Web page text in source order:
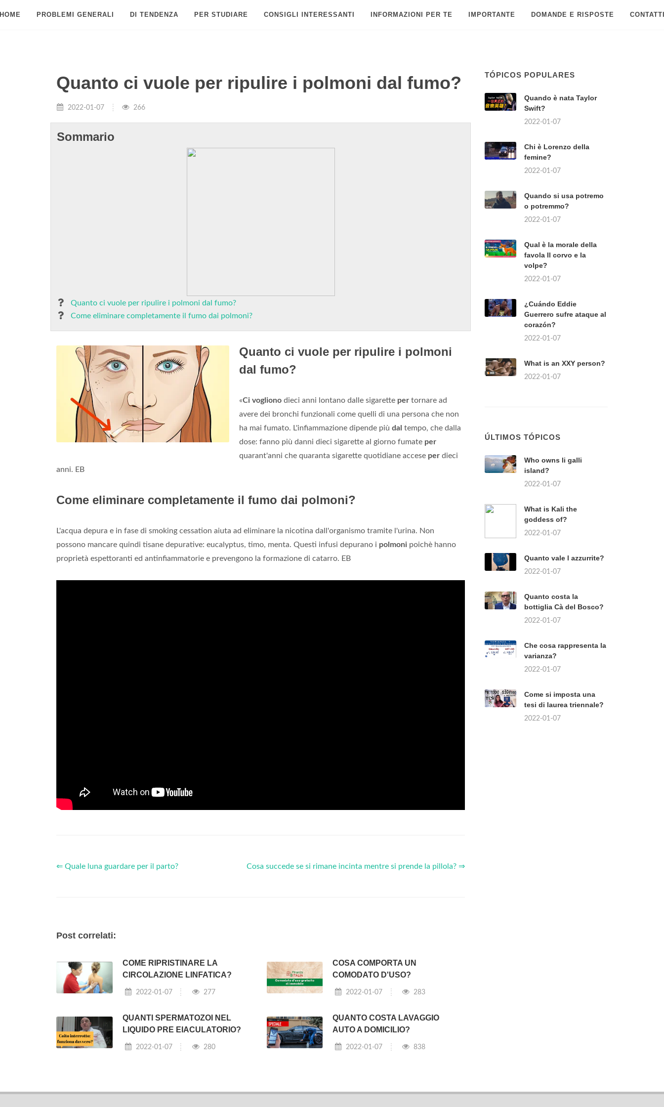
PROBLEMI GENERALI DI TENDENZA PER STUDIARE CONSIGLI INTERESSANTI INFORMAZIONI PER TE IMPORTANTE DOMANDE E RISPOSTE
Quanto ci vuole per ripulire i polmoni dal fumo?
2022-01-07 266
Sommario
Quanto ci vuole per ripulire i polmoni dal fumo?
Come eliminare completamente il fumo dai polmoni?
Quanto ci vuole per ripulire i polmoni
dal fumo?
«Ci vogliono dieci anni lontano dalle sigarette per tornare ad
avere dei bronchi funzionali come quelli di una persona che non
ha mai fumato. L'infiammazione dipende più dal tempo, che dalla
dose: fanno più danni dieci sigarette al giorno fumate per
quarant'anni che quaranta sigarette quotidiane accese per dieci
anni. EB
Come eliminare completamente il fumo dai polmoni?
L'acqua depura e in fase di smoking cessation aiuta ad eliminare la nicotina dall'organismo tramite l'urina. Non
possono mancare quindi tisane depurative: eucalyptus, timo, menta. Questi infusi depurano i polmoni poichè hanno
proprietà espettoranti ed antinfiammatorie e prevengono la formazione di catarro. EB
⇐ Quale luna guardare per il parto? Cosa succede se si rimane incinta mentre si prende la pillola? ⇒
Post correlati:
COME RIPRISTINARE LA
CIRCOLAZIONE LINFATICA?
2022-01-07 277
COSA COMPORTA UN
COMODATO D'USO?
2022-01-07 283
QUANTI SPERMATOZOI NEL
LIQUIDO PRE EIACULATORIO?
2022-01-07 280
QUANTO COSTA LAVAGGIO
AUTO A DOMICILIO?
2022-01-07 838
TÓPICOS POPULARES
Quando è nata Taylor
Swift?
2022-01-07
Chi è Lorenzo della
femine?
2022-01-07
Quando si usa potremo
o potremmo?
2022-01-07
Qual è la morale della
favola Il corvo e la
volpe?
2022-01-07
¿Cuándo Eddie
Guerrero sufre ataque al
corazón?
2022-01-07
What is an XXY person?
2022-01-07
ÚLTIMOS TÓPICOS
Who owns li galli
island?
2022-01-07
What is Kali the
goddess of?
2022-01-07
Quanto vale l azzurrite?
2022-01-07
Quanto costa la
bottiglia Cà del Bosco?
2022-01-07
Che cosa rappresenta la
varianza?
2022-01-07
Come si imposta una
tesi di laurea triennale?
2022-01-07